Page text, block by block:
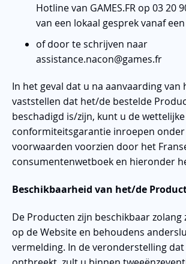
Hotline van GAMES.FR op 03 20
van een lokaal gesprek vanaf
of door te schrijven naar
assistance.nacon@games.fr
In het geval dat u na aanvaarding van
vaststellen dat het/de bestelde
beschadigd is/zijn, kunt u de wettelijke
conformiteitsgarantie inroepen
voorwaarden voorzien door het
consumentenwetboek en hieronder
Beschikbaarheid van het/de
De Producten zijn beschikbaar zolang
op de Website en behoudens
vermelding. In de veronderstelling